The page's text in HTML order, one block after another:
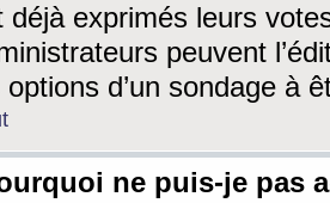
déjà exprimés leurs
peuvent
options d’un sondage à
ne puis-je pas